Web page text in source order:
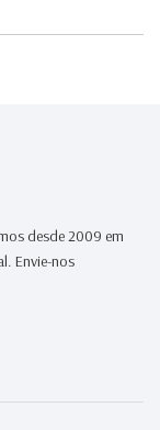
desde 2009 em
Envie-nos